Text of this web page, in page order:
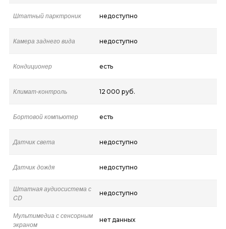
Штатный парктроник недоступно
Камера заднего вида недоступно
Кондиционер есть
Климат-контроль 12 000 руб.
Бортовой компьютер есть
Датчик света недоступно
Датчик дождя недоступно
Штатная аудиосистема с
CD
недоступно
Мультимедиа с сенсорным
экраном
нет данных